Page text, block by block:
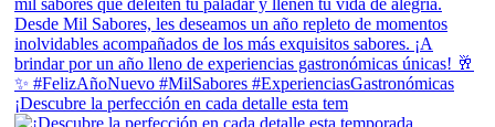
¡Descubre la perfección en cada detalle esta tem